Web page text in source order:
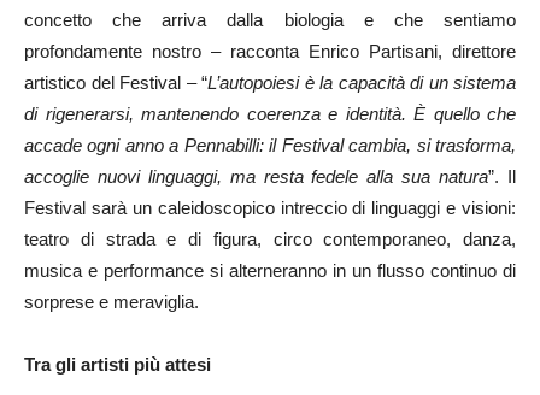
concetto che arriva dalla biologia e che sentiamo
profondamente nostro – racconta Enrico Partisani, direttore
artistico del Festival – “L’autopoiesi è la capacità di un sistema
di rigenerarsi, mantenendo coerenza e identità. È quello che
accade ogni anno a Pennabilli: il Festival cambia, si trasforma,
accoglie nuovi linguaggi, ma resta fedele alla sua natura”. Il
Festival sarà un caleidoscopico intreccio di linguaggi e visioni:
teatro di strada e di figura, circo contemporaneo, danza,
musica e performance si alterneranno in un flusso continuo di
sorprese e meraviglia.
Tra gli artisti più attesi